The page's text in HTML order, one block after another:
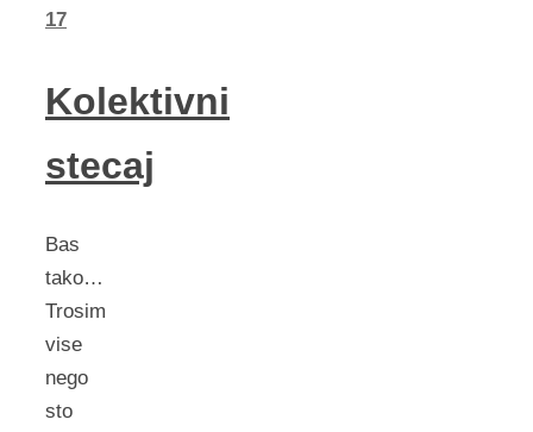
17
Kolektivni
stecaj
Bas
tako…
Trosim
vise
nego
sto